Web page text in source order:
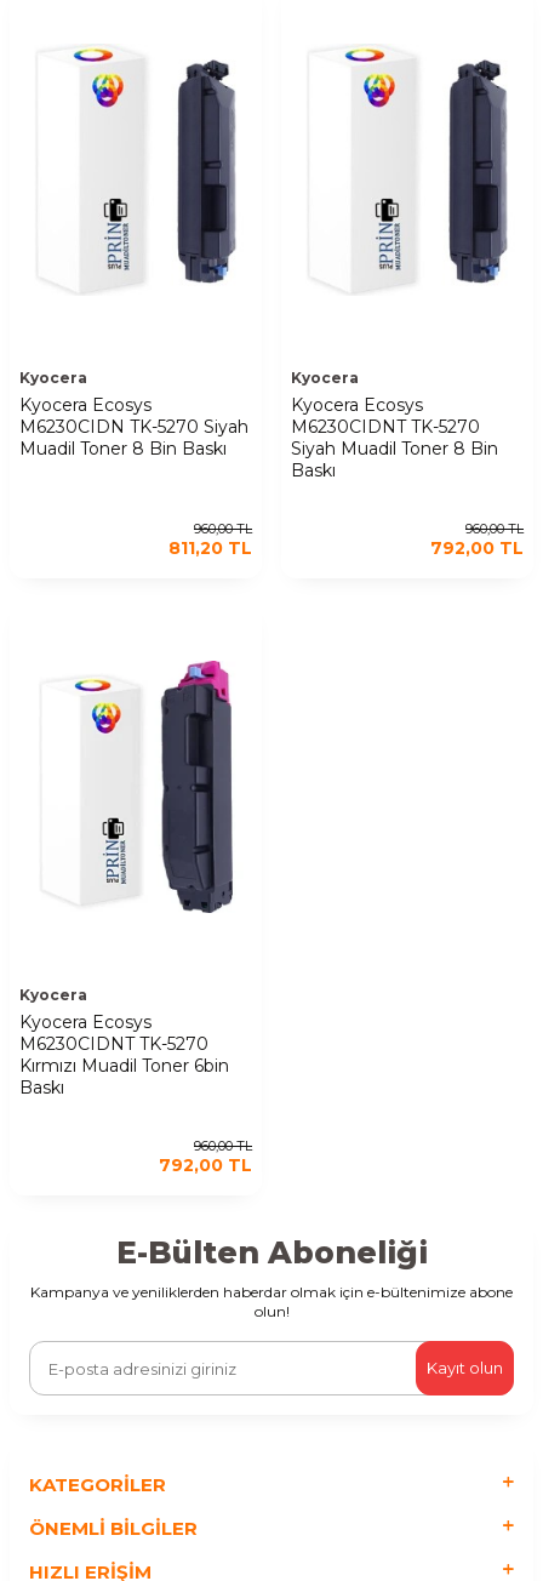
Kyocera
Kyocera Ecosys
M6230CIDN TK-5270 Siyah
Muadil Toner 8 Bin Baskı
960,00TL
811,20 TL
Kyocera
Kyocera Ecosys
M6230CIDNT TK-5270
Siyah Muadil Toner 8 Bin
Baskı
960,00TL
792,00 TL
Kyocera
Kyocera Ecosys
M6230CIDNT TK-5270
Kırmızı Muadil Toner 6bin
Baskı
960,00TL
792,00 TL
E-Bülten Aboneliği
Kampanya ve yeniliklerden haberdar olmak için e-bültenimize abone
olun!
Kayıt olun
KATEGORILER
ÖNEMLI BILGILER
HIZLI ERIŞIM